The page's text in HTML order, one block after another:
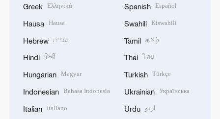
Greek Ελληνικά
Hausa Hausa
Hebrew עברית
Hindi हिन्दी
Hungarian Magyar
Indonesian Bahasa Indonesia
Italian Italiano
Spanish Español
Swahili Kiswahili
Tamil தமிழ்
Thai ไทย
Turkish Türkçe
Ukrainian Українська
Urdu اردو